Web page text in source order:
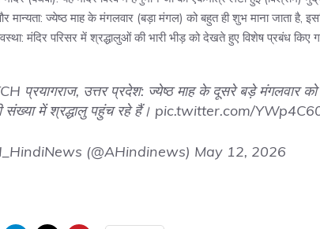
मान्यता: ज्येष्ठ माह के मंगलवार (बड़ा मंगल) को बहुत ही शुभ माना जाता है,
मंदिर परिसर में श्रद्धालुओं की भारी भीड़ को देखते हुए विशेष प्रबंध
प्रयागराज, उत्तर प्रदेश: ज्येष्ठ माह के दूसरे बड़े मंगलवार
संख्या में श्रद्धालु पहुंच रहे हैं। pic.twitter.com/
(@AHindinews) May 12, 2026